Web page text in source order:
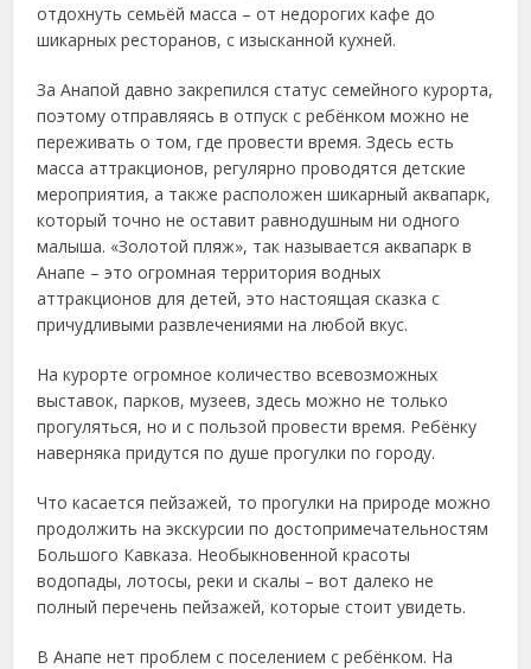
отдохнуть семьёй масса – от недорогих кафе до
шикарных ресторанов, с изысканной кухней.
За Анапой давно закрепился статус семейного курорта,
поэтому отправляясь в отпуск с ребёнком можно не
переживать о том, где провести время. Здесь есть
масса аттракционов, регулярно проводятся детские
мероприятия, а также расположен шикарный аквапарк,
который точно не оставит равнодушным ни одного
малыша. «Золотой пляж», так называется аквапарк в
Анапе – это огромная территория водных
аттракционов для детей, это настоящая сказка с
причудливыми развлечениями на любой вкус.
На курорте огромное количество всевозможных
выставок, парков, музеев, здесь можно не только
прогуляться, но и с пользой провести время. Ребёнку
наверняка придутся по душе прогулки по городу.
Что касается пейзажей, то прогулки на природе можно
продолжить на экскурсии по достопримечательностям
Большого Кавказа. Необыкновенной красоты
водопады, лотосы, реки и скалы – вот далеко не
полный перечень пейзажей, которые стоит увидеть.
В Анапе нет проблем с поселением с ребёнком. На